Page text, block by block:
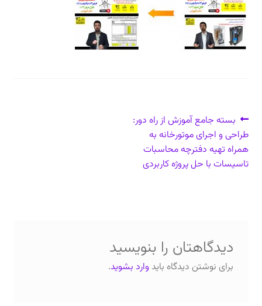
دعوت برای پروژه، تدریس و سخنرانی
راهبری
نوشته
نوشتهٔ
قبلی:
بسته جامع آموزش از راه دور:
طراحی و اجرای موتورخانه به
همراه تهیه دفترچه محاسبات
تاسیسات با حل پروژه کاربردی
دیدگاهتان را بنویسید
برای نوشتن دیدگاه باید وارد بشوید.